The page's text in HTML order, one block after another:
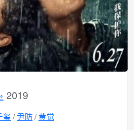
2019
玺 尹昉 黄觉